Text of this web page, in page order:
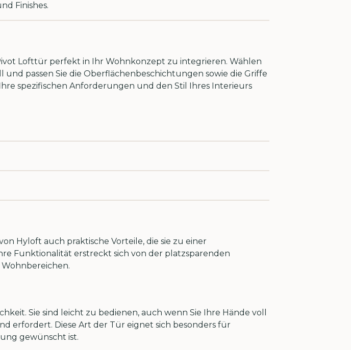
Finishes.
Lofttür perfekt in Ihr Wohnkonzept zu integrieren. Wählen
und passen Sie die Oberflächenbeschichtungen sowie die Griffe
spezifischen Anforderungen und den Stil Ihres Interieurs
Hyloft auch praktische Vorteile, die sie zu einer
Funktionalität erstreckt sich von der platzsparenden
Sie sind leicht zu bedienen, auch wenn Sie Ihre Hände voll
erfordert. Diese Art der Tür eignet sich besonders für
gewünscht ist.